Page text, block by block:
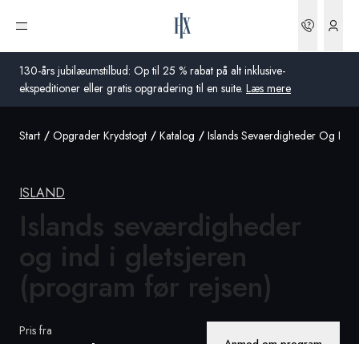
130-års jubilæumstilbud: Op til 25 % rabat på alt inklusive-
ekspeditioner eller gratis opgradering til en suite. Læs mere
Åbn menu
Storbritannien
Tyskland
Global
Start Opgrader Krydstogt Katalog Islands Sevaerdigheder Og Ind
ISLAND
Islands seværdigheder
og ind i gletsjeren
(program før rejsen)
Pris fra